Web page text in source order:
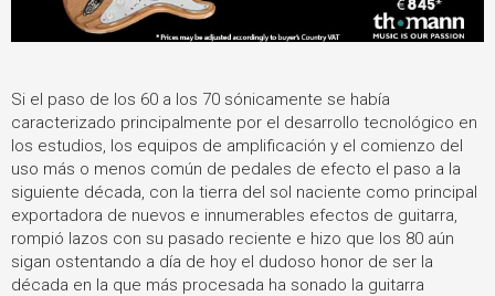
Si el paso de los 60 a los 70 sónicamente se había
caracterizado principalmente por el desarrollo tecnológico en
los estudios, los equipos de amplificación y el comienzo del
uso más o menos común de pedales de efecto el paso a la
siguiente década, con la tierra del sol naciente como principal
exportadora de nuevos e innumerables efectos de guitarra,
rompió lazos con su pasado reciente e hizo que los 80 aún
sigan ostentando a día de hoy el dudoso honor de ser la
década en la que más procesada ha sonado la guitarra